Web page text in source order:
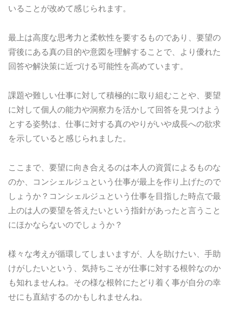
いることが改めて感じられます。
最上は高度な思考力と柔軟性を要するものであり、要望の
背後にある真の目的や意図を理解することで、より優れた
回答や解決策に近づける可能性を高めています。
課題や難しい仕事に対して積極的に取り組むことや、要望
に対して個人の能力や洞察力を活かして回答を見つけよう
とする姿勢は、仕事に対する真のやりがいや成長への欲求
を示していると感じられました。
ここまで、要望に向き合えるのは本人の資質によるものな
のか、コンシェルジュという仕事が最上を作り上げたので
しょうか？コンシェルジュという仕事を目指した時点で最
上のは人の要望を答えたいという指針があったと言うこと
にほかならないのでしょうか？
様々な考えが循環してしまいますが、人を助けたい、手助
けがしたいという、気持ちこそが仕事に対する根幹なのか
も知れませんね。その様な根幹にたどり着く事が自分の幸
せにも直結するのかもしれませんね。